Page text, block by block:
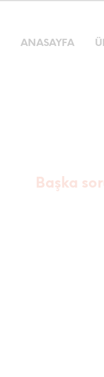
ANASAYFA
Başka